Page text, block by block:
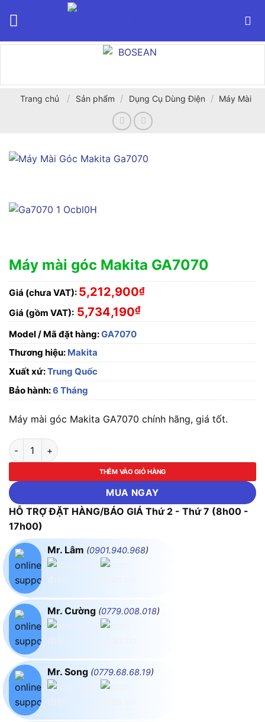
Trang chủ / Sản phẩm / Dụng Cụ Dùng Điện / Máy Mài
Máy mài góc Makita GA7070
Giá (chưa VAT): 5,212,900₫
Giá (gồm VAT): 5,734,190₫
Model / Mã đặt hàng:GA7070
Thương hiệu: Makita
Xuất xứ:Trung Quốc
Bảo hành:6 Tháng
Máy mài góc Makita GA7070 chính hãng, giá tốt.
Máy mài góc Makita GA7070 số lượng
THÊM VÀO GIỎ HÀNG
MUA NGAY
HỖ TRỢ ĐẶT HÀNG/BÁO GIÁ Thứ 2 - Thứ 7 (8h00 -
17h00)
Mr. Lâm (0901.940.968)
Mr. Cường (0779.008.018)
Mr. Song (0779.68.68.19)